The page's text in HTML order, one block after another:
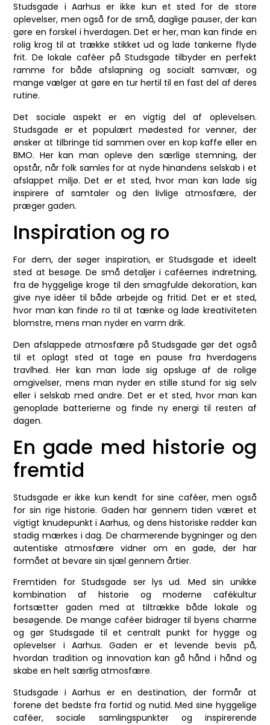
Studsgade i Aarhus er ikke kun et sted for de store
oplevelser, men også for de små, daglige pauser, der kan
gøre en forskel i hverdagen. Det er her, man kan finde en
rolig krog til at trække stikket ud og lade tankerne flyde
frit. De lokale caféer på Studsgade tilbyder en perfekt
ramme for både afslapning og socialt samvær, og
mange vælger at gøre en tur hertil til en fast del af deres
rutine.
Det sociale aspekt er en vigtig del af oplevelsen.
Studsgade er et populært mødested for venner, der
ønsker at tilbringe tid sammen over en kop kaffe eller en
BMO. Her kan man opleve den særlige stemning, der
opstår, når folk samles for at nyde hinandens selskab i et
afslappet miljø. Det er et sted, hvor man kan lade sig
inspirere af samtaler og den livlige atmosfære, der
præger gaden.
Inspiration og ro
For dem, der søger inspiration, er Studsgade et ideelt
sted at besøge. De små detaljer i caféernes indretning,
fra de hyggelige kroge til den smagfulde dekoration, kan
give nye idéer til både arbejde og fritid. Det er et sted,
hvor man kan finde ro til at tænke og lade kreativiteten
blomstre, mens man nyder en varm drik.
Den afslappede atmosfære på Studsgade gør det også
til et oplagt sted at tage en pause fra hverdagens
travlhed. Her kan man lade sig opsluge af de rolige
omgivelser, mens man nyder en stille stund for sig selv
eller i selskab med andre. Det er et sted, hvor man kan
genoplade batterierne og finde ny energi til resten af
dagen.
En gade med historie og
fremtid
Studsgade er ikke kun kendt for sine caféer, men også
for sin rige historie. Gaden har gennem tiden været et
vigtigt knudepunkt i Aarhus, og dens historiske rødder kan
stadig mærkes i dag. De charmerende bygninger og den
autentiske atmosfære vidner om en gade, der har
formået at bevare sin sjæl gennem årtier.
Fremtiden for Studsgade ser lys ud. Med sin unikke
kombination af historie og moderne cafékultur
fortsætter gaden med at tiltrække både lokale og
besøgende. De mange caféer bidrager til byens charme
og gør Studsgade til et centralt punkt for hygge og
oplevelser i Aarhus. Gaden er et levende bevis på,
hvordan tradition og innovation kan gå hånd i hånd og
skabe en helt særlig atmosfære.
Studsgade i Aarhus er en destination, der formår at
forene det bedste fra fortid og nutid. Med sine hyggelige
caféer, sociale samlingspunkter og inspirerende